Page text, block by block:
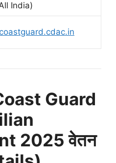
India)
Guard
2025 वेतन